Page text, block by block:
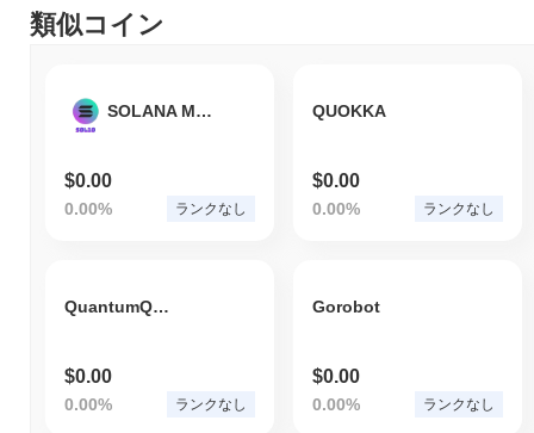
類似コイン
SOLANA MEME TOKEN
$0.00
0.00% ランクなし
QUOKKA
$0.00
0.00% ランクなし
QuantumQuill
$0.00
0.00% ランクなし
Gorobot
$0.00
0.00% ランクなし